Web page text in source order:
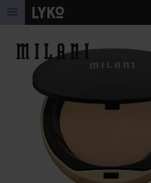
HOPPA TILL INNEHÅLLET
HOPPA ÖVER SEKTIONEN